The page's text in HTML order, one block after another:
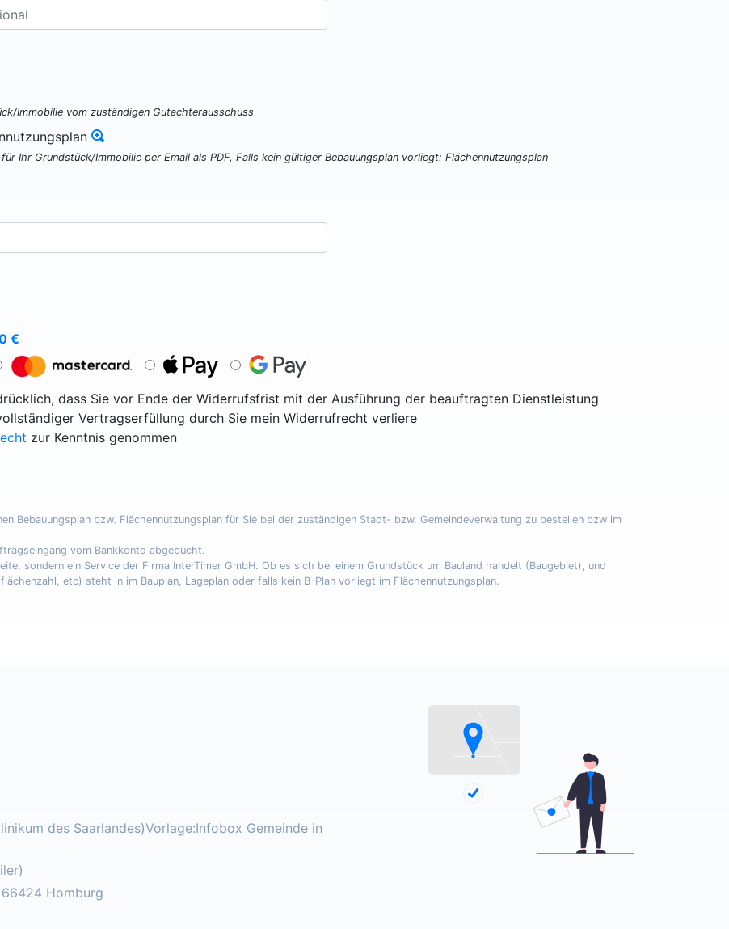
Immobilie vom zuständigen Gutachterausschuss
Ihr Grundstück/Immobilie per Email als PDF, Falls kein gültiger Bebauungsplan vorliegt: Flächennutzungsplan
€
dass Sie vor Ende der Widerrufsfrist mit der Ausführung der beauftragten Dienstleistung
Vertragserfüllung durch Sie mein Widerrufrecht verliere
zur Kenntnis genommen
Bebauungsplan bzw. Flächennutzungsplan für Sie bei der zuständigen Stadt- bzw. Gemeindeverwaltung zu bestellen bzw im
vom Bankkonto abgebucht.
sondern ein Service der Firma InterTimer GmbH. Ob es sich bei einem Grundstück um Bauland handelt (Baugebiet), und
etc) steht in im Bauplan, Lageplan oder falls kein B-Plan vorliegt im Flächennutzungsplan.
des Saarlandes)Vorlage:Infobox Gemeinde in
Homburg